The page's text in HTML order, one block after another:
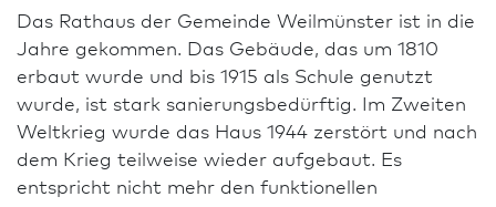
Das Rathaus der Gemeinde Weilmünster ist in die
Jahre gekommen. Das Gebäude, das um 1810
erbaut wurde und bis 1915 als Schule genutzt
wurde, ist stark sanierungsbedürftig. Im Zweiten
Weltkrieg wurde das Haus 1944 zerstört und nach
dem Krieg teilweise wieder aufgebaut. Es
entspricht nicht mehr den funktionellen